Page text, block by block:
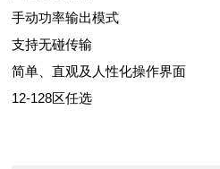
手动功率输出模式
支持无碰传输
简单、直观及人性化操作界面
12-128区任选